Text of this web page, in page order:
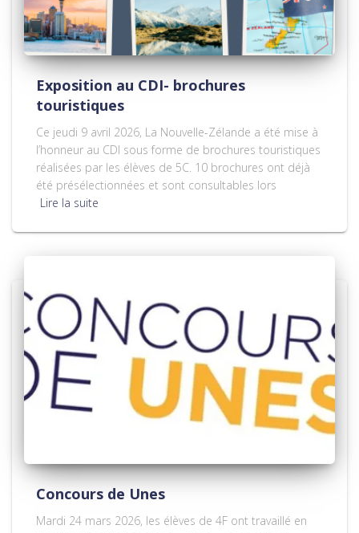
Exposition au CDI- brochures
touristiques
Ce jeudi 9 avril 2026, La Nouvelle-Zélande a été mise à
l’honneur au CDI sous forme de brochures touristiques
réalisées par les élèves de 5C. 10 brochures ont déjà
été présélectionnées et sont consultables lors
Lire la suite
Concours de Unes
Mardi 24 mars 2026, les élèves de 4F ont travaillé en